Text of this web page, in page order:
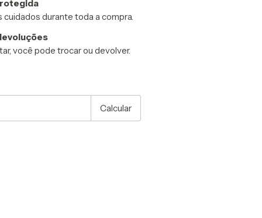
cuidados durante toda a compra.
você pode trocar ou devolver.
Calcular